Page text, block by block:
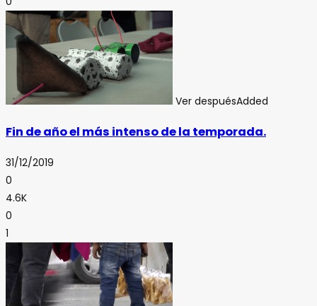
Ver despuésAdded
Fin de año el más intenso de la temporada.
31/12/2019
0
4.6K
0
1